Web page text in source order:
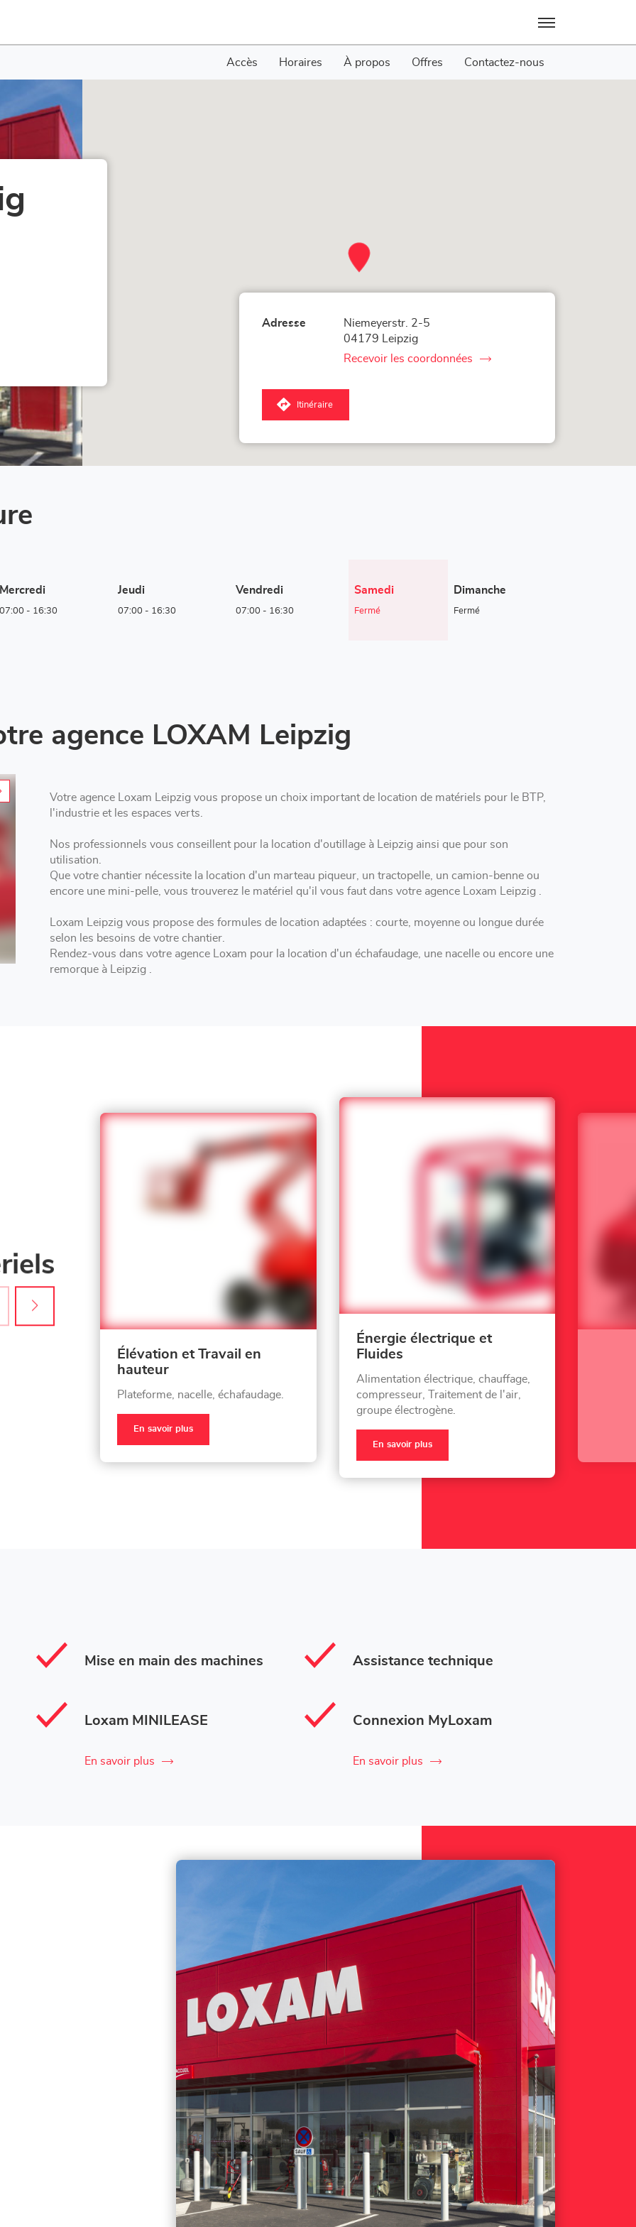
Menu
Accès Horaires À propos Offres Contactez-nous
Adresse
Niemeyerstr. 2-5
04179 Leipzig
Recevoir les coordonnées
du
Leipzig
Itinéraire
jusqu'au
point
Mercredi
07:00 - 16:30
Jeudi
07:00 - 16:30
Vendredi
07:00 - 16:30
Horaires
d'ouverture
Samedi
Fermé
Dimanche
Fermé
agence LOXAM Leipzig
Votre agence Loxam Leipzig vous propose un choix important de location de matériels pour le BTP,
l'industrie et les espaces verts.
Nos professionnels vous conseillent pour la location d'outillage à Leipzig ainsi que pour son
utilisation.
Que votre chantier nécessite la location d'un marteau piqueur, un tractopelle, un camion-benne ou
Loxam Leipzig vous propose des formules de location adaptées : courte, moyenne ou longue durée
selon les besoins de votre chantier.
Rendez-vous dans votre agence Loxam pour la location d'un échafaudage, une nacelle ou encore une
remorque à Leipzig .
Élévation et Travail en
hauteur
Plateforme, nacelle, échafaudage.
En savoir plus
Énergie électrique et
Fluides
Alimentation électrique, chauffage,
compresseur, Traitement de l'air,
groupe électrogène.
En savoir plus
Mise en main des machines Assistance technique
Loxam MINILEASE
En savoir plus
Connexion MyLoxam
En savoir plus